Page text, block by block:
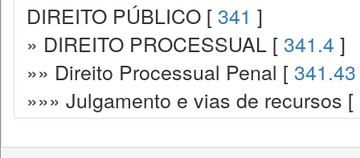
DIREITO PÚBLICO [ 341 ]
» DIREITO PROCESSUAL [ 341.4 ]
»» Direito Processual Penal [ 341.43
»»» Julgamento e vias de recursos [